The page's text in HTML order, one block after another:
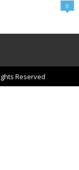
0
Reserved